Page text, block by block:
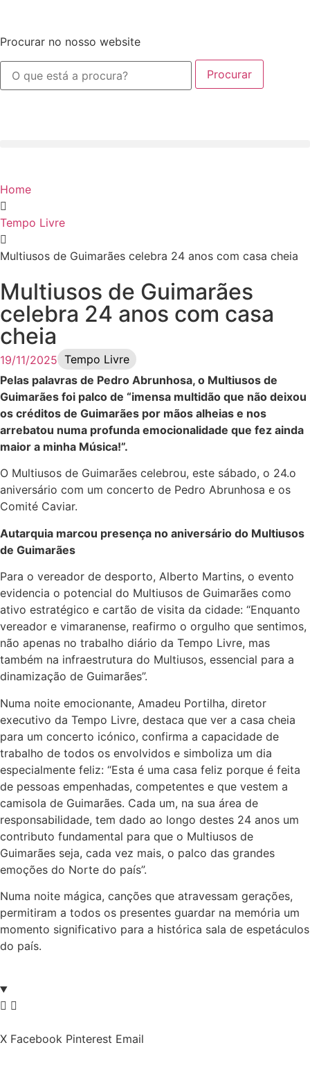
Procurar no nosso website
Procurar
Home
Tempo Livre
Multiusos de Guimarães celebra 24 anos com casa cheia
Multiusos de Guimarães
celebra 24 anos com casa
cheia
19/11/2025 Tempo Livre
Pelas palavras de Pedro Abrunhosa, o Multiusos de
Guimarães foi palco de “imensa multidão que não deixou
os créditos de Guimarães por mãos alheias e nos
arrebatou numa profunda emocionalidade que fez ainda
maior a minha Música!”.
O Multiusos de Guimarães celebrou, este sábado, o 24.o
aniversário com um concerto de Pedro Abrunhosa e os
Comité Caviar.
Autarquia marcou presença no aniversário do Multiusos
de Guimarães
Para o vereador de desporto, Alberto Martins, o evento
evidencia o potencial do Multiusos de Guimarães como
ativo estratégico e cartão de visita da cidade: “Enquanto
vereador e vimaranense, reafirmo o orgulho que sentimos,
não apenas no trabalho diário da Tempo Livre, mas
também na infraestrutura do Multiusos, essencial para a
dinamização de Guimarães”.
Numa noite emocionante, Amadeu Portilha, diretor
executivo da Tempo Livre, destaca que ver a casa cheia
para um concerto icónico, confirma a capacidade de
trabalho de todos os envolvidos e simboliza um dia
especialmente feliz: “Esta é uma casa feliz porque é feita
de pessoas empenhadas, competentes e que vestem a
camisola de Guimarães. Cada um, na sua área de
responsabilidade, tem dado ao longo destes 24 anos um
contributo fundamental para que o Multiusos de
Guimarães seja, cada vez mais, o palco das grandes
emoções do Norte do país”.
Numa noite mágica, canções que atravessam gerações,
permitiram a todos os presentes guardar na memória um
momento significativo para a histórica sala de espetáculos
do país.
X Facebook Pinterest Email